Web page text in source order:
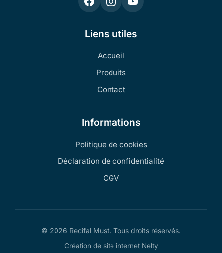
Liens utiles
Accueil
Produits
Contact
Informations
Politique de cookies
Déclaration de confidentialité
CGV
© 2026 Recifal Must. Tous droits réservés.
Création de site internet Nelty